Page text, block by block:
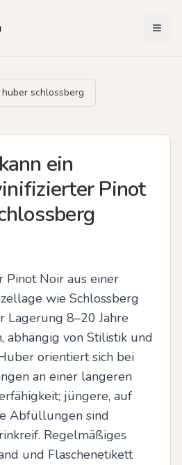
huber schlossberg
ein
Pinot
Pinot Noir aus einer
wie Schlossberg
Lagerung 8–20 Jahre
abhängig von Stilistik und
orientiert sich bei
an einer längeren
jüngere, auf
Abfüllungen sind
Regelmäßiges
und Flaschenetikett